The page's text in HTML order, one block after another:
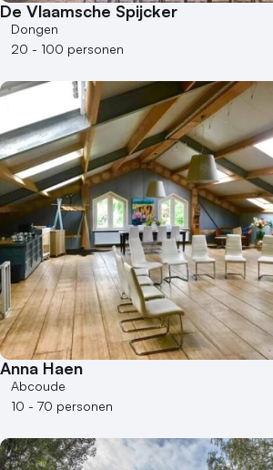
De Vlaamsche Spijcker
Dongen
20 - 100 personen
Anna Haen
Abcoude
10 - 70 personen